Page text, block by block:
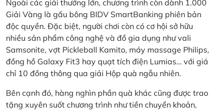
Ngoài các giải thưởng lớn, chương trình còn dành 1.000
Giải Vàng là gấu bông BIDV SmartBanking phiên bản
độc quyền. Đặc biệt, người chơi còn có cơ hội sở hữu
nhiều sản phẩm công nghệ và đồ gia dụng như vali
Samsonite, vợt Pickleball Kamito, máy massage Philips,
đồng hồ Galaxy Fit3 hay quạt tích điện Lumias… với giá
chỉ 10 đồng thông qua giải Hộp quà ngẫu nhiên.
Bên cạnh đó, hàng nghìn phần quà khác cũng được trao
tặng xuyên suốt chương trình như tiền chuyển khoản,